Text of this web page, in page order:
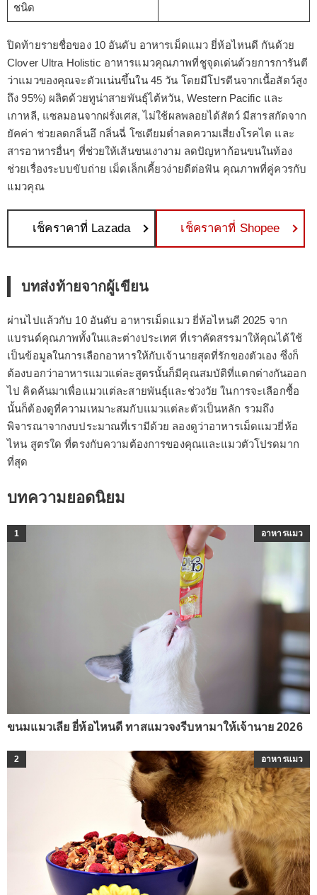
ชนิด
ปิดท้ายรายชื่อของ 10 อันดับ อาหารเม็ดแมว ยี่ห้อไหนดี กันด้วย
Clover Ultra Holistic อาหารแมวคุณภาพที่ชูจุดเด่นด้วยการการันตี
ว่าแมวของคุณจะตัวแน่นขึ้นใน 45 วัน โดยมีโปรตีนจากเนื้อสัตว์สูง
ถึง 95%) ผลิตด้วยทูน่าสายพันธุ์ไต้หวัน, Western Pacific และ
เกาหลี, แซลมอนจากฝรั่งเศส, ไม่ใช้ผลพลอยได้สัตว์ มีสารสกัดจาก
ยัคค่า ช่วยลดกลิ่นอึ กลิ่นฉี่ โซเดียมต่ำลดความเสี่ยงโรคไต และ
สารอาหารอื่นๆ ที่ช่วยให้เส้นขนเงางาม ลดปัญหาก้อนขนในท้อง
ช่วยเรื่องระบบขับถ่าย เม็ดเล็กเคี้ยวง่ายดีต่อฟัน คุณภาพที่คู่ควรกับ
แมวคุณ
เช็คราคาที่ Lazada เช็คราคาที่ Shopee
บทส่งท้ายจากผู้เขียน
ผ่านไปแล้วกับ 10 อันดับ อาหารเม็ดแมว ยี่ห้อไหนดี 2025 จาก
แบรนด์คุณภาพทั้งในและต่างประเทศ ที่เราคัดสรรมาให้คุณได้ใช้
เป็นข้อมูลในการเลือกอาหารให้กับเจ้านายสุดที่รักของตัวเอง ซึ่งก็
ต้องบอกว่าอาหารแมวแต่ละสูตรนั้นก็มีคุณสมบัติที่แตกต่างกันออก
ไป คิดค้นมาเพื่อแมวแต่ละสายพันธุ์และช่วงวัย ในการจะเลือกซื้อ
นั้นก็ต้องดูที่ความเหมาะสมกับแมวแต่ละตัวเป็นหลัก รวมถึง
พิจารณาจากงบประมาณที่เรามีด้วย ลองดูว่าอาหารเม็ดแมวยี่ห้อ
ไหน สูตรใด ที่ตรงกับความต้องการของคุณและแมวตัวโปรดมาก
ที่สุด
บทความยอดนิยม
1 อาหารแมว
ขนมแมวเลีย ยี่ห้อไหนดี ทาสแมวจงรีบหามาให้เจ้านาย 2026
2 อาหารแมว